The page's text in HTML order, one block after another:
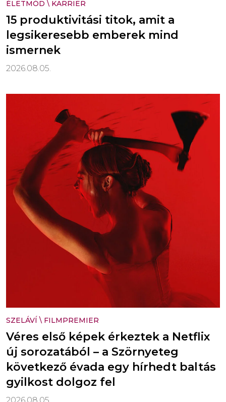
ÉLETMÓD \ KARRIER
15 produktivitási titok, amit a
legsikeresebb emberek mind
ismernek
2026.08.05.
SZELÁVÍ \ FILMPREMIER
Véres első képek érkeztek a Netflix
új sorozatából – a Szörnyeteg
következő évada egy hírhedt baltás
gyilkost dolgoz fel